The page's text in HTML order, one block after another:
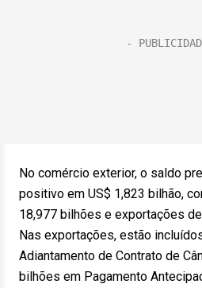
No comércio exterior, o saldo
positivo em US$ 1,823 bilhão,
18,977 bilhões e exportações
Nas exportações, estão
Adiantamento de Contrato de
bilhões em Pagamento